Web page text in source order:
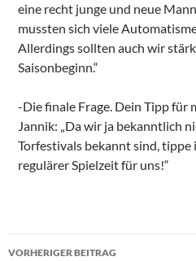
eine recht junge und neue
mussten sich viele
Allerdings sollten auch wir
Saisonbeginn.“
-Die finale Frage. Dein Tipp für
Jannik: „Da wir ja bekanntlich
Torfestivals bekannt sind, tippe
regulärer Spielzeit für uns!“
Beitragsnavigation
VORHERIGER BEITRAG